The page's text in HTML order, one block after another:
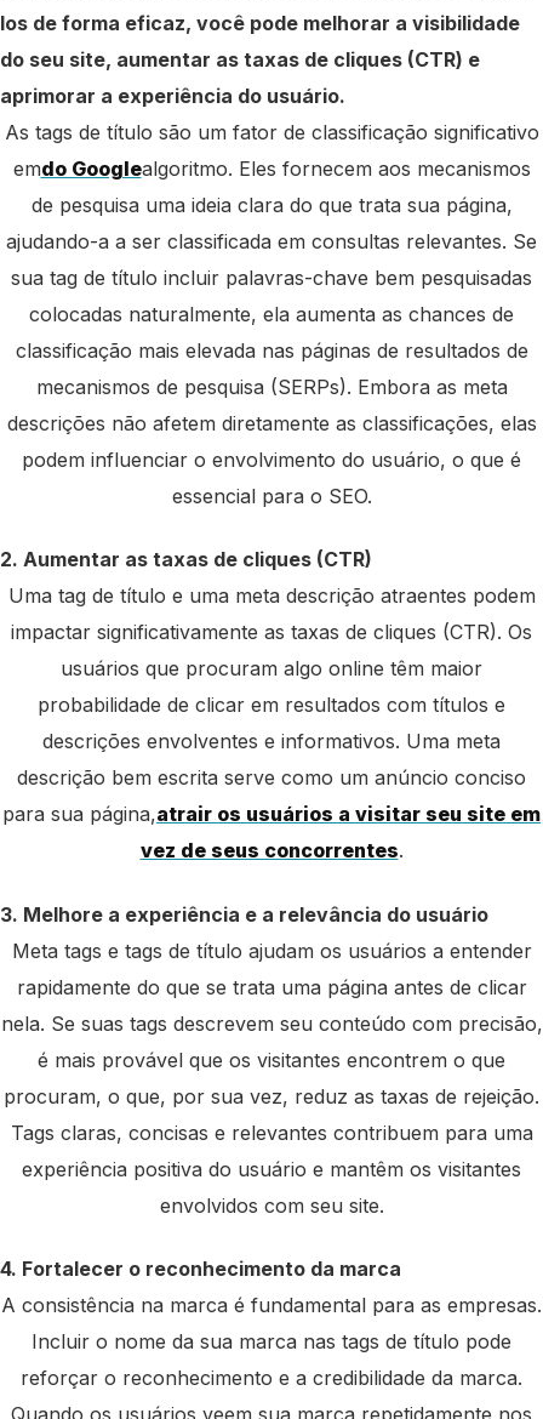
los de forma eficaz, você pode melhorar a visibilidade
do seu site, aumentar as taxas de cliques (CTR) e
aprimorar a experiência do usuário.
As tags de título são um fator de classificação significativo
emdo Googlealgoritmo. Eles fornecem aos mecanismos
de pesquisa uma ideia clara do que trata sua página,
ajudando-a a ser classificada em consultas relevantes. Se
sua tag de título incluir palavras-chave bem pesquisadas
colocadas naturalmente, ela aumenta as chances de
classificação mais elevada nas páginas de resultados de
mecanismos de pesquisa (SERPs). Embora as meta
descrições não afetem diretamente as classificações, elas
podem influenciar o envolvimento do usuário, o que é
essencial para o SEO.
2. Aumentar as taxas de cliques (CTR)
Uma tag de título e uma meta descrição atraentes podem
impactar significativamente as taxas de cliques (CTR). Os
usuários que procuram algo online têm maior
probabilidade de clicar em resultados com títulos e
descrições envolventes e informativos. Uma meta
descrição bem escrita serve como um anúncio conciso
para sua página,atrair os usuários a visitar seu site em
vez de seus concorrentes.
3. Melhore a experiência e a relevância do usuário
Meta tags e tags de título ajudam os usuários a entender
rapidamente do que se trata uma página antes de clicar
nela. Se suas tags descrevem seu conteúdo com precisão,
é mais provável que os visitantes encontrem o que
procuram, o que, por sua vez, reduz as taxas de rejeição.
Tags claras, concisas e relevantes contribuem para uma
experiência positiva do usuário e mantêm os visitantes
envolvidos com seu site.
4. Fortalecer o reconhecimento da marca
A consistência na marca é fundamental para as empresas.
Incluir o nome da sua marca nas tags de título pode
reforçar o reconhecimento e a credibilidade da marca.